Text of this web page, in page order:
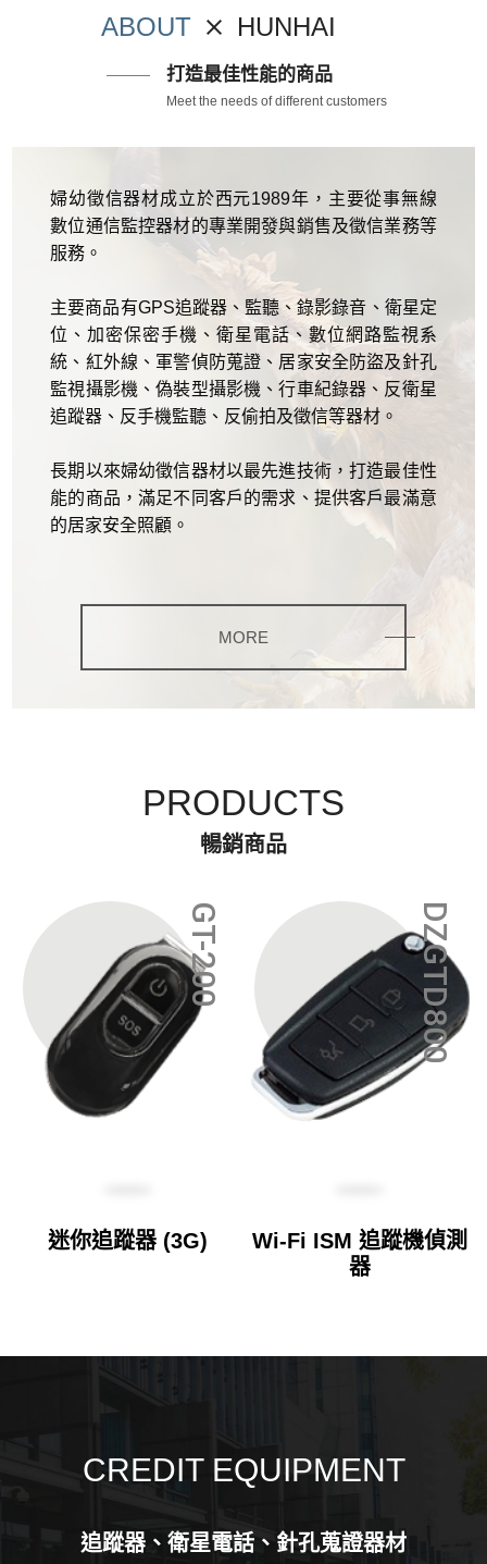
ABOUT HUNHAI
打造最佳性能的商品
Meet the needs of different customers
婦幼徵信器材成立於西元1989年，主要從事無線
數位通信監控器材的專業開發與銷售及徵信業務等
服務。
主要商品有GPS追蹤器、監聽、錄影錄音、衛星定
位、加密保密手機、衛星電話、數位網路監視系
統、紅外線、軍警偵防蒐證、居家安全防盜及針孔
監視攝影機、偽裝型攝影機、行車紀錄器、反衛星
追蹤器、反手機監聽、反偷拍及徵信等器材。
長期以來婦幼徵信器材以最先進技術，打造最佳性
能的商品，滿足不同客戶的需求、提供客戶最滿意
的居家安全照顧。
MORE
PRODUCTS
暢銷商品
GT-200
迷你追蹤器 (3G)
DZGTD800
Wi-Fi ISM 追蹤機偵測
器
CREDIT EQUIPMENT
追蹤器、衛星電話、針孔蒐證器材